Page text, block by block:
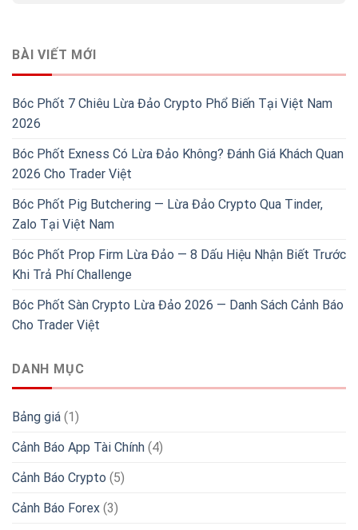
BÀI VIẾT MỚI
Bóc Phốt 7 Chiêu Lừa Đảo Crypto Phổ Biến Tại Việt Nam
2026
Bóc Phốt Exness Có Lừa Đảo Không? Đánh Giá Khách Quan
2026 Cho Trader Việt
Bóc Phốt Pig Butchering — Lừa Đảo Crypto Qua Tinder,
Zalo Tại Việt Nam
Bóc Phốt Prop Firm Lừa Đảo — 8 Dấu Hiệu Nhận Biết Trước
Khi Trả Phí Challenge
Bóc Phốt Sàn Crypto Lừa Đảo 2026 — Danh Sách Cảnh Báo
Cho Trader Việt
DANH MỤC
Bảng giá (1)
Cảnh Báo App Tài Chính (4)
Cảnh Báo Crypto (5)
Cảnh Báo Forex (3)